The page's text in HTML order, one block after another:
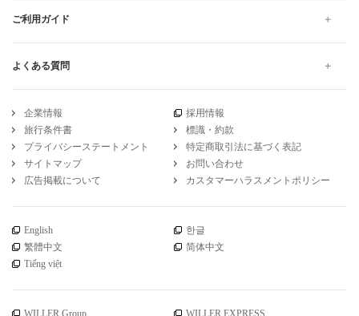
ご利用ガイド
よくある質問
企業情報
採用情報
旅行条件書
標識・約款
プライバシーステートメント
特定商取引法に基づく表記
サイトマップ
お問い合わせ
広告掲載について
カスタマーハラスメントポリシー
English
한글
繁體中文
简体中文
Tiếng việt
WILLER Group WILLER EXPRESS